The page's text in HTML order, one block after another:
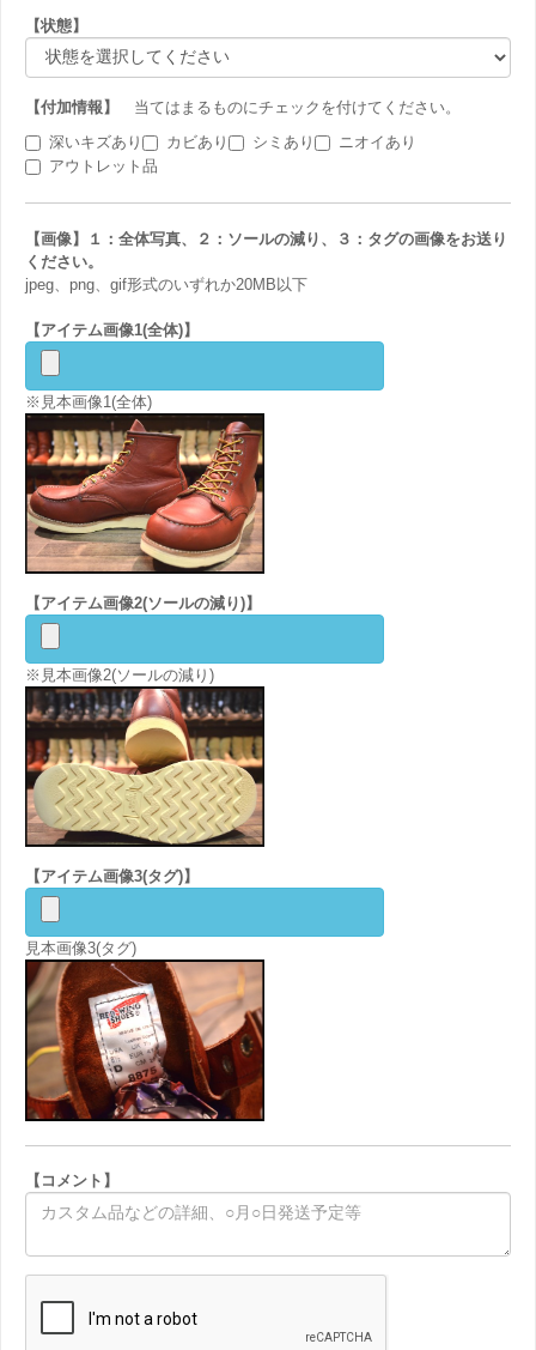
【状態】
【付加情報】
当てはまるものにチェックを付けてください。
深いキズあり
カビあり シミあり
ニオイあり
アウトレット品
【画像】１：全体写真、２：ソールの減り、３：タグの画像をお送り
ください。
jpeg、png、gif形式のいずれか20MB以下
【アイテム画像1(全体)】
※見本画像1(全体)
【アイテム画像2(ソールの減り)】
※見本画像2(ソールの減り)
【アイテム画像3(タグ)】
見本画像3(タグ)
【コメント】